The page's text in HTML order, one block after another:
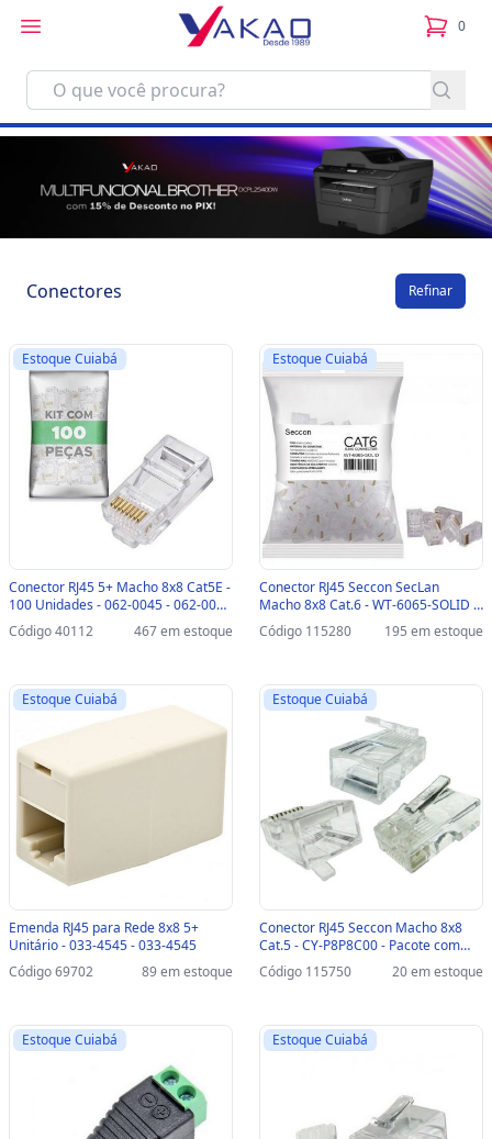
0
itens
Conectores Refinar
Estoque Cuiabá
Conector RJ45 5+ Macho 8x8 Cat5E -
100 Unidades - 062-0045 - 062-0045
- PACOTE COM 100 UNIDADES
Código 40112 467 em estoque
Estoque Cuiabá
Conector RJ45 Seccon SecLan
Macho 8x8 Cat.6 - WT-6065-SOLID -
Pacote com 100 unidades - WT-
6065-SOLID
Código 115280 195 em estoque
Estoque Cuiabá
Emenda RJ45 para Rede 8x8 5+
Unitário - 033-4545 - 033-4545
Código 69702
89 em estoque
Estoque Cuiabá
Conector RJ45 Seccon Macho 8x8
Cat.5 - CY-P8P8C00 - Pacote com
100 unidades - CY-P8P8C00
Código 115750 20 em estoque
Estoque Cuiabá Estoque Cuiabá